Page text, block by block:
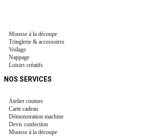
Mousse à la découpe
Tringlerie & accessoires
Voilage
Nappage
Loisirs créatifs
NOS SERVICES
Atelier couture
Carte cadeau
Démonstration machine
Devis confection
Mousse à la découpe